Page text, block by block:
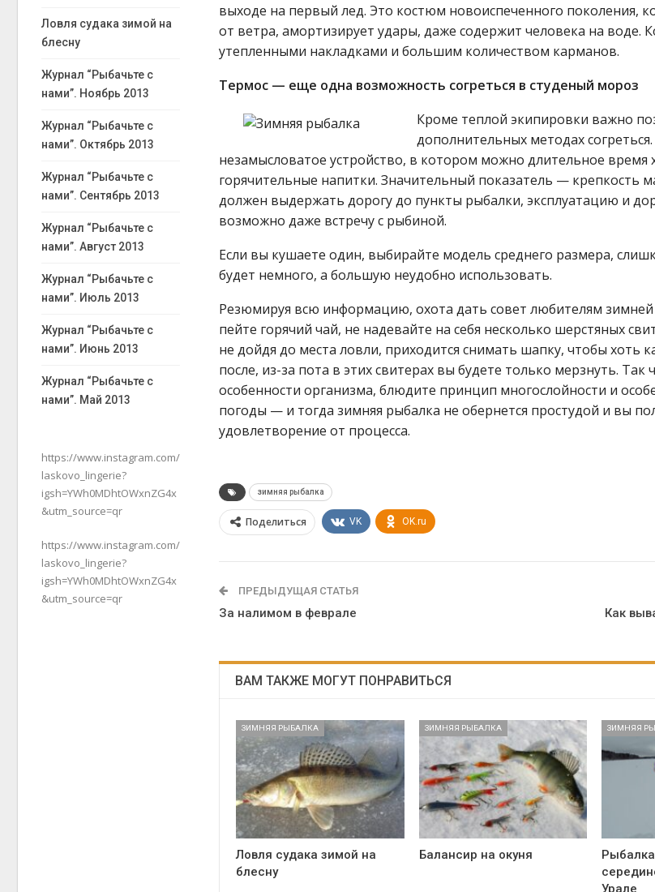
выходе на первый лед. Это костюм новоиспеченного поколения,
от ветра, амортизирует удары, даже содержит человека на воде.
утепленными накладками и большим количеством карманов.
Термос — еще одна возможность согреться в студеный мороз
Кроме теплой экипировки важно
дополнительных методах
незамысловатое устройство, в котором можно длительное время
горячительные напитки. Значительный показатель — крепкость
должен выдержать дорогу до пункты рыбалки, эксплуатацию и
возможно даже встречу с рыбиной.
Если вы кушаете один, выбирайте модель среднего размера,
будет немного, а большую неудобно использовать.
Резюмируя всю информацию, охота дать совет любителям
пейте горячий чай, не надевайте на себя несколько шерстяных
не дойдя до места ловли, приходится снимать шапку, чтобы хоть
после, из-за пота в этих свитерах вы будете только мерзнуть. Так
особенности организма, блюдите принцип многослойности и
погоды — и тогда зимняя рыбалка не обернется простудой и вы
удовлетворение от процесса.
зимняя рыбалка
Поделиться VK OK.ru
ПРЕДЫДУЩАЯ СТАТЬЯ
За налимом в феврале Как
ВАМ ТАКЖЕ МОГУТ ПОНРАВИТЬСЯ
ЗИМНЯЯ РЫБАЛКА
Ловля судака зимой на
блесну
ЗИМНЯЯ РЫБАЛКА
Балансир на окуня
ЗИМНЯЯ
Урале
Ловля судака зимой на
блесну
Журнал “Рыбачьте с
нами”. Ноябрь 2013
Журнал “Рыбачьте с
нами”. Октябрь 2013
Журнал “Рыбачьте с
нами”. Сентябрь 2013
Журнал “Рыбачьте с
нами”. Август 2013
Журнал “Рыбачьте с
нами”. Июль 2013
Журнал “Рыбачьте с
нами”. Июнь 2013
Журнал “Рыбачьте с
нами”. Май 2013
https://www.instagram.com/
laskovo_lingerie?
igsh=YWh0MDhtOWxnZG4x
&utm_source=qr
https://www.instagram.com/
laskovo_lingerie?
igsh=YWh0MDhtOWxnZG4x
&utm_source=qr